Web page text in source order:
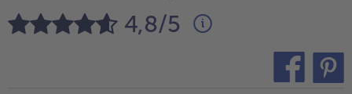
alle Suppeneinlagen
Brot & Brötchen
alle Confiserie & Feinkost
Für die Heißluftfritteuse
4,8/5